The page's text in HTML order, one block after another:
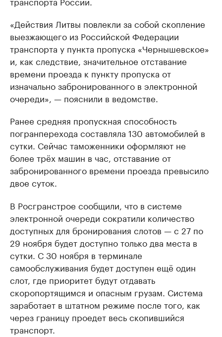
«Действия Литвы повлекли за собой скопление
выезжающего из Российской Федерации
транспорта у пункта пропуска «Чернышевское»
и, как следствие, значительное отставание
времени проезда к пункту пропуска от
изначально забронированного в электронной
очереди», — пояснили в ведомстве.
Ранее средняя пропускная способность
погранперехода составляла 130 автомобилей в
сутки. Сейчас таможенники оформляют не
более трёх машин в час, отставание от
забронированного времени проезда превысило
двое суток.
В Росгранстрое сообщили, что в системе
электронной очереди сократили количество
доступных для бронирования слотов — с 27 по
29 ноября будет доступно только два места в
сутки. С 30 ноября в терминале
самообслуживания будет доступен ещё один
слот, где приоритет будут отдавать
скоропортящимся и опасным грузам. Система
заработает в штатном режиме после того, как
через границу проедет весь скопившийся
транспорт.